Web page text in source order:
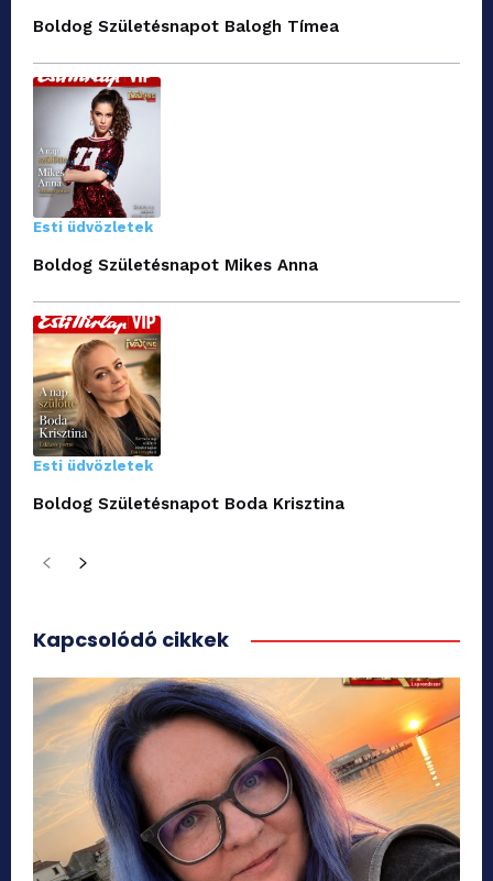
Boldog Születésnapot Balogh Tímea
Esti üdvözletek
Boldog Születésnapot Mikes Anna
Esti üdvözletek
Boldog Születésnapot Boda Krisztina
Kapcsolódó cikkek